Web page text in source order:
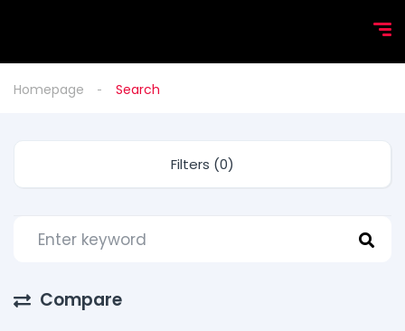
Homepage Search
Filters (0)
Compare